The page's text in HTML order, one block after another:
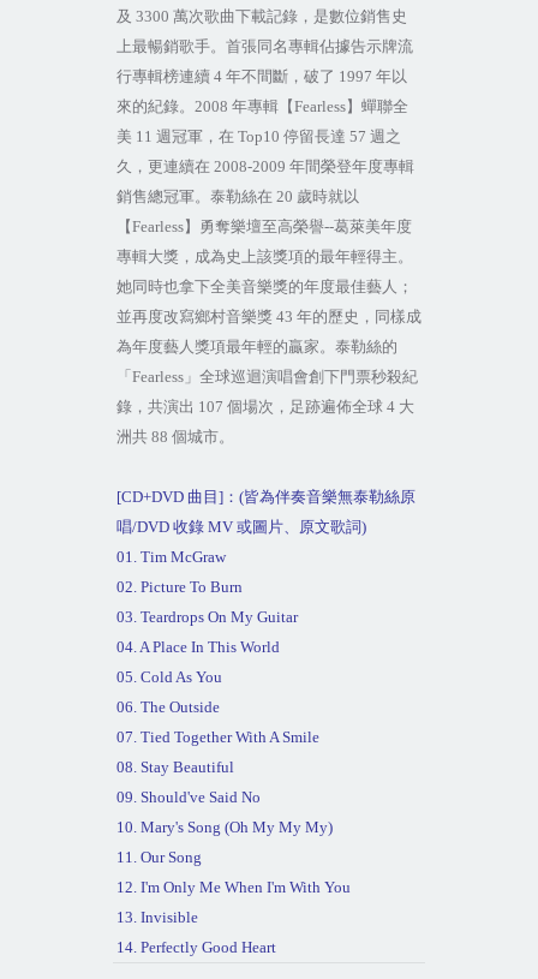
及 3300 萬次歌曲下載記錄，是數位銷售史
上最暢銷歌手。首張同名專輯佔據告示牌流
行專輯榜連續 4 年不間斷，破了 1997 年以
來的紀錄。 2008 年專輯【Fearless】蟬聯全
美 11 週冠軍，在 Top10 停留長達 57 週之
久，更連續在 2008-2009 年間榮登年度專輯
銷售總冠軍。泰勒絲在 20 歲時就以
【Fearless】勇奪樂壇至高榮譽--葛萊美年度
專輯大獎，成為史上該獎項的最年輕得主。
她同時也拿下全美音樂獎的年度最佳藝人；
並再度改寫鄉村音樂獎 43 年的歷史，同樣成
為年度藝人獎項最年輕的贏家。泰勒絲的
「 Fearless」全球巡迴演唱會創下門票秒殺紀
錄，共演出 107 個場次，足跡遍佈全球 4 大
洲共 88 個城市。
[CD+DVD 曲目 ]： (皆為伴奏音樂無泰勒絲原
唱/DVD 收錄 MV 或圖片、原文歌詞)
01. Tim McGraw
02. Picture To Burn
03. Teardrops On My Guitar
04. A PlaceIn This World
05. Cold As You
06. The Outside
07. Tied Together With A Smile
08. Stay Beautiful
09. Should've Said No
10. Mary's Song (Oh My My My)
11. Our Song
12. I'm Only Me When I'm With You
13. Invisible
14. Perfectly Good Heart